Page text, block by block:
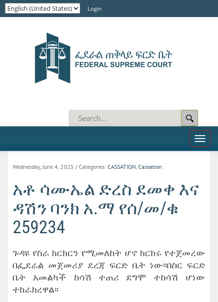
Login
Toggle
Wednesday, June 4, 2025 / Categories: CASSATION, Cassation
አቶ ሳሙኤል ድረስ ደመቀ እና
ዳሽን ባንክ አ.ማ የሰ/መ/ቁ
259234
ጉዳዩ የስራ ክርክርን የሚመለከት ሆኖ ክርክሩ የተጀመረው
በፌደራል መጀመሪያ ደረጃ ፍርድ ቤት ነው፡፡በስር ፍርድ
ቤት አመልካች ከሳሽ ተጠሪ ደግሞ ተከሳሽ ሆነው
ተከራክረዋል፡፡